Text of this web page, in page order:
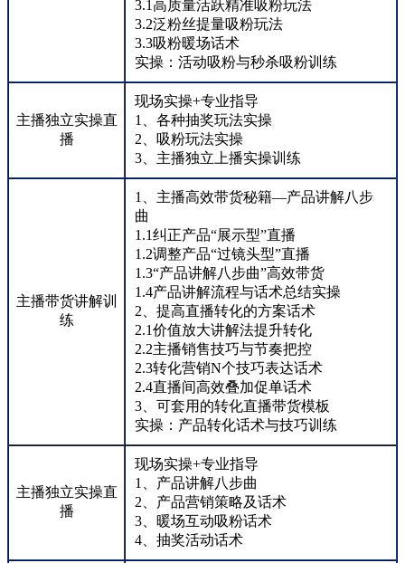
3.1高质量活跃精准吸粉玩法
3.2泛粉丝提量吸粉玩法
3.3吸粉暖场话术
实操：活动吸粉与秒杀吸粉训练
主播独立实操直
播
现场实操+专业指导
1、各种抽奖玩法实操
2、吸粉玩法实操
3、主播独立上播实操训练
主播带货讲解训
练
1、主播高效带货秘籍—产品讲解八步
曲
1.1纠正产品“展示型”直播
1.2调整产品“过镜头型”直播
1.3“产品讲解八步曲”高效带货
1.4产品讲解流程与话术总结实操
2、提高直播转化的方案话术
2.1价值放大讲解法提升转化
2.2主播销售技巧与节奏把控
2.3转化营销N个技巧表达话术
2.4直播间高效叠加促单话术
3、可套用的转化直播带货模板
实操：产品转化话术与技巧训练
主播独立实操直
播
现场实操+专业指导
1、产品讲解八步曲
2、产品营销策略及话术
3、暖场互动吸粉话术
4、抽奖活动话术